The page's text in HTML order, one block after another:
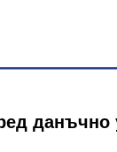
данъчно